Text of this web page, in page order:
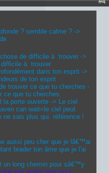
? semble calme ? ->
de difficile à trouver ->
difficile à trouver
dans ton esprit ->
de ton esprit
trouver ce que tu cherches -
ce que tu cherches.
la porte ouverte -> Le ciel
can wait=le ciel peut
ne sais plus qui. référence !
aussi peu cher que je lâ€™ai
brader ton âme que je l'ai
un long chemin pour sâ€™y